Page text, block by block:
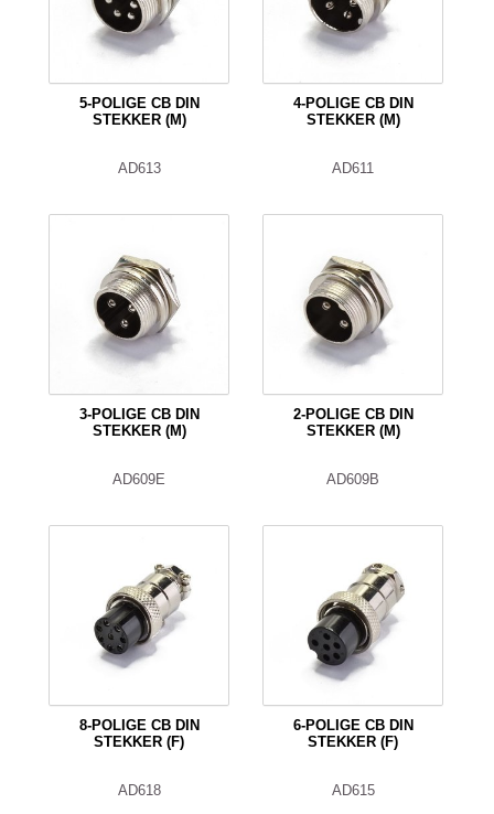
5-POLIGE CB DIN
STEKKER (M)
AD613
4-POLIGE CB DIN
STEKKER (M)
AD611
3-POLIGE CB DIN
STEKKER (M)
AD609E
2-POLIGE CB DIN
STEKKER (M)
AD609B
8-POLIGE CB DIN
STEKKER (F)
AD618
6-POLIGE CB DIN
STEKKER (F)
AD615